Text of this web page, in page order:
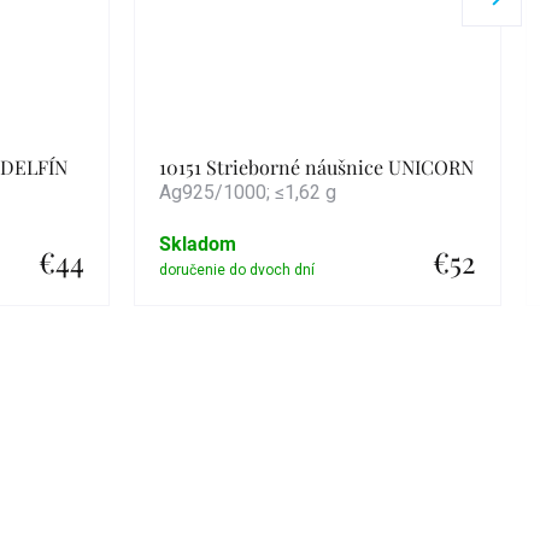
€44
10151 Strieborné náušnice UNICORN
Ag925/1000; ≤1,62 g
€52
Skladom